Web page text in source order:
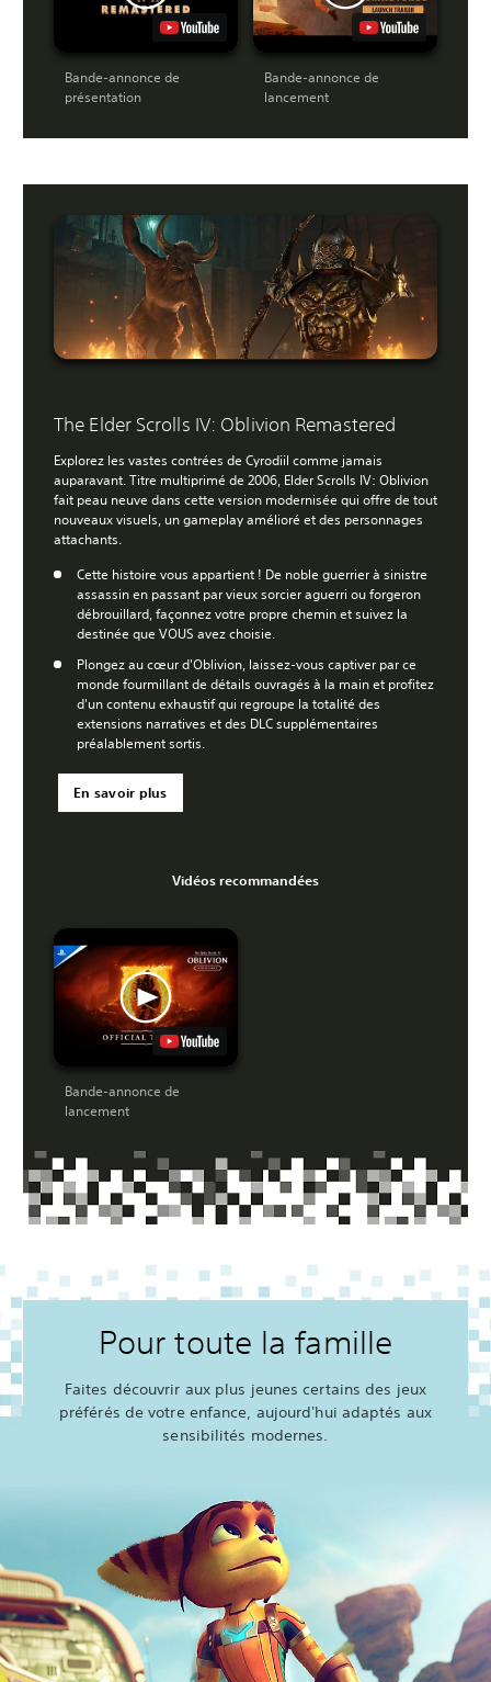
Bande-annonce de
présentation
Bande-annonce de
lancement
The Elder Scrolls IV: Oblivion Remastered
Explorez les vastes contrées de Cyrodiil comme jamais
auparavant. Titre multiprimé de 2006, Elder Scrolls IV: Oblivion
fait peau neuve dans cette version modernisée qui offre de tout
nouveaux visuels, un gameplay amélioré et des personnages
attachants.
Cette histoire vous appartient ! De noble guerrier à sinistre
assassin en passant par vieux sorcier aguerri ou forgeron
débrouillard, façonnez votre propre chemin et suivez la
destinée que VOUS avez choisie.
Plongez au cœur d'Oblivion, laissez-vous captiver par ce
monde fourmillant de détails ouvragés à la main et profitez
d'un contenu exhaustif qui regroupe la totalité des
extensions narratives et des DLC supplémentaires
préalablement sortis.
En savoir plus
Vidéos recommandées
Bande-annonce de
lancement
Pour toute la famille
Faites découvrir aux plus jeunes certains des jeux
préférés de votre enfance, aujourd'hui adaptés aux
sensibilités modernes.